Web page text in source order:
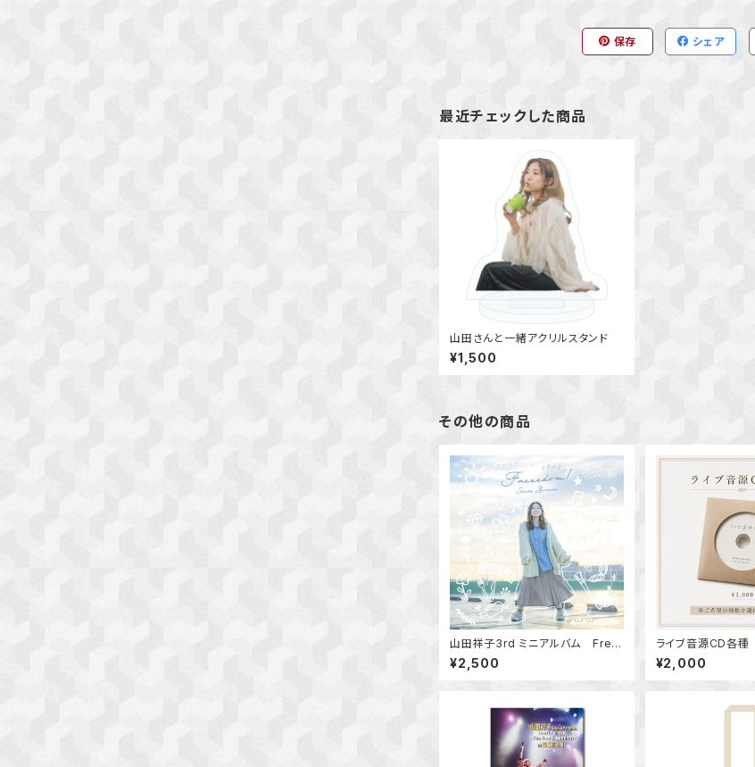
保存 シェア
最近チェックした商品
山田さんと一緒アクリルスタンド
¥1,500
その他の商品
山田祥子3rd ミニアルバム Free
edom!
¥2,500
ライブ音源CD各種
¥2,000